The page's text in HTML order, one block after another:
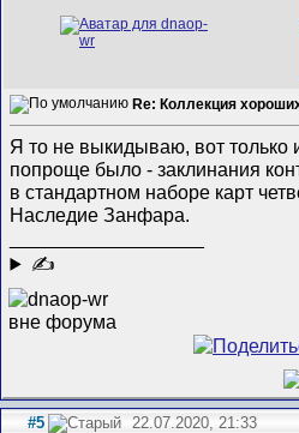
Re: Коллекция
Я то не выкидываю, вот только
попроще было - заклинания
в стандартном наборе карт
Наследие Занфара.
✍
#5 22.07.2020, 21:33